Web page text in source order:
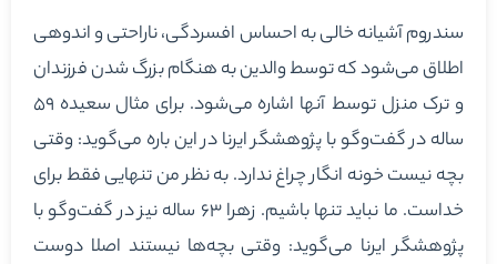
سندروم آشیانه خالی به احساس افسردگی، ناراحتی و اندوهی
اطلاق می‌شود که توسط والدین به هنگام بزرگ شدن فرزندان
و ترک منزل توسط آنها اشاره می‌شود. برای مثال سعیده ۵۹
ساله در گفت‌وگو با پژوهشگر ایرنا در این باره می‌گوید: وقتی
بچه نیست خونه انگار چراغ ندارد. به نظر من تنهایی فقط برای
خداست. ما نباید تنها باشیم. زهرا ۶۳ ساله نیز در گفت‌وگو با
پژوهشگر ایرنا می‌گوید: وقتی بچه‌ها نیستند اصلا دوست